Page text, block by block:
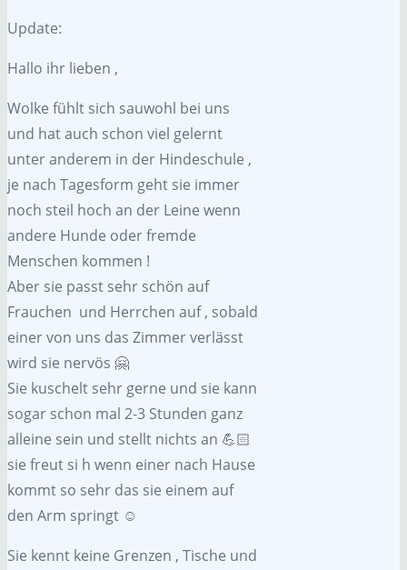
Update:
Hallo ihr lieben ,
Wolke fühlt sich sauwohl bei uns
und hat auch schon viel gelernt
unter anderem in der Hindeschule ,
je nach Tagesform geht sie immer
noch steil hoch an der Leine wenn
andere Hunde oder fremde
Menschen kommen !
Aber sie passt sehr schön auf
Frauchen und Herrchen auf , sobald
einer von uns das Zimmer verlässt
wird sie nervös 🤗
Sie kuschelt sehr gerne und sie kann
sogar schon mal 2-3 Stunden ganz
alleine sein und stellt nichts an 💪🏻
sie freut si h wenn einer nach Hause
kommt so sehr das sie einem auf
den Arm springt ☺️
Sie kennt keine Grenzen , Tische und